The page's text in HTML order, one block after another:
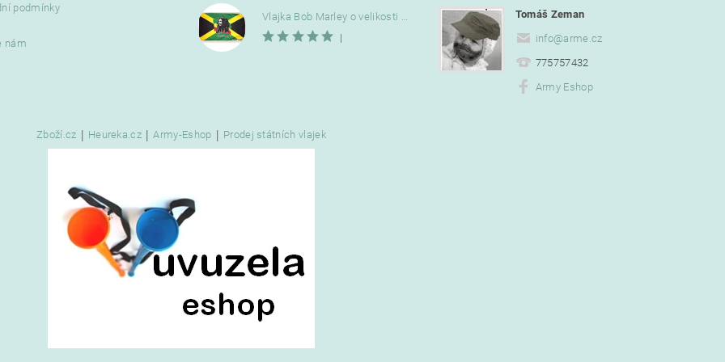
podmínky
nám
|
Tomáš Zeman
info@arme.cz
775757432
Army Eshop
Zboží.cz Heureka.cz Army-Eshop Prodej státních vlajek